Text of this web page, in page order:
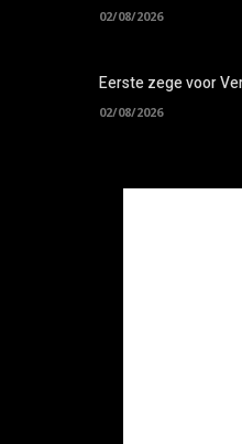
02/08/2026
Eerste zege voor
02/08/2026